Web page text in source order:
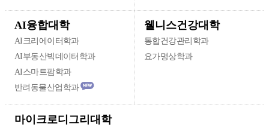
AI융합대학
AI크리에이터학과
AI부동산빅데이터학과
AI스마트팜학과
반려동물산업학과
웰니스건강대학
통합건강관리학과
요가명상학과
마이크로디그리대학